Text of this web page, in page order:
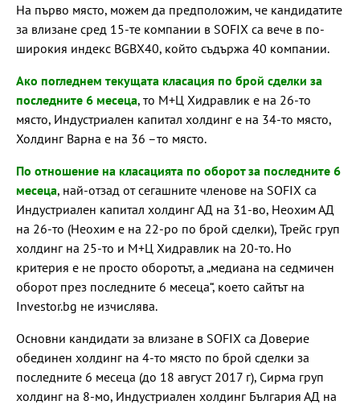
На първо място, можем да предположим, че кандидатите
за влизане сред 15-те компании в SOFIX са вече в по-
широкия индекс BGBX40, който съдържа 40 компании.
Ако погледнем текущата класация по брой сделки за
последните 6 месеца, то М+Ц Хидравлик е на 26-то
място, Индустриален капитал холдинг е на 34-то място,
Холдинг Варна е на 36 –то място.
По отношение на класацията по оборот за последните 6
месеца, най-отзад от сегашните членове на SOFIX са
Индустриален капитал холдинг АД на 31-во, Неохим АД
на 26-то (Неохим е на 22-ро по брой сделки), Трейс груп
холдинг на 25-то и М+Ц Хидравлик на 20-то. Но
критерия е не просто оборотът, а „медиана на седмичен
оборот през последните 6 месеца“, което сайтът на
Investor.bg не изчислява.
Основни кандидати за влизане в SOFIX са Доверие
обединен холдинг на 4-то място по брой сделки за
последните 6 месеца (до 18 август 2017 г), Сирма груп
холдинг на 8-мо, Индустриален холдинг България АД на